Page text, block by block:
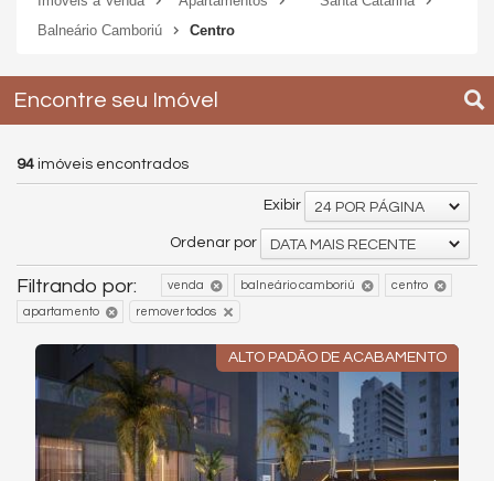
Balneário Camboriú
Centro
Encontre seu Imóvel
94 imóveis encontrados
Exibir 24 POR PÁGINA
Ordenar por DATA MAIS RECENTE
Filtrando por: venda balneário camboriú centro
apartamento remover todos
ALTO PADÃO DE ACABAMENTO